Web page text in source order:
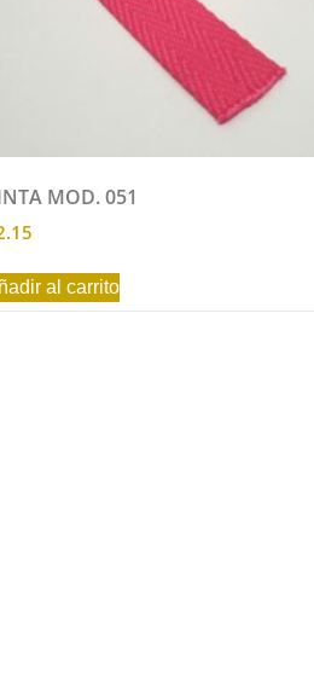
MOD. 051
al carrito